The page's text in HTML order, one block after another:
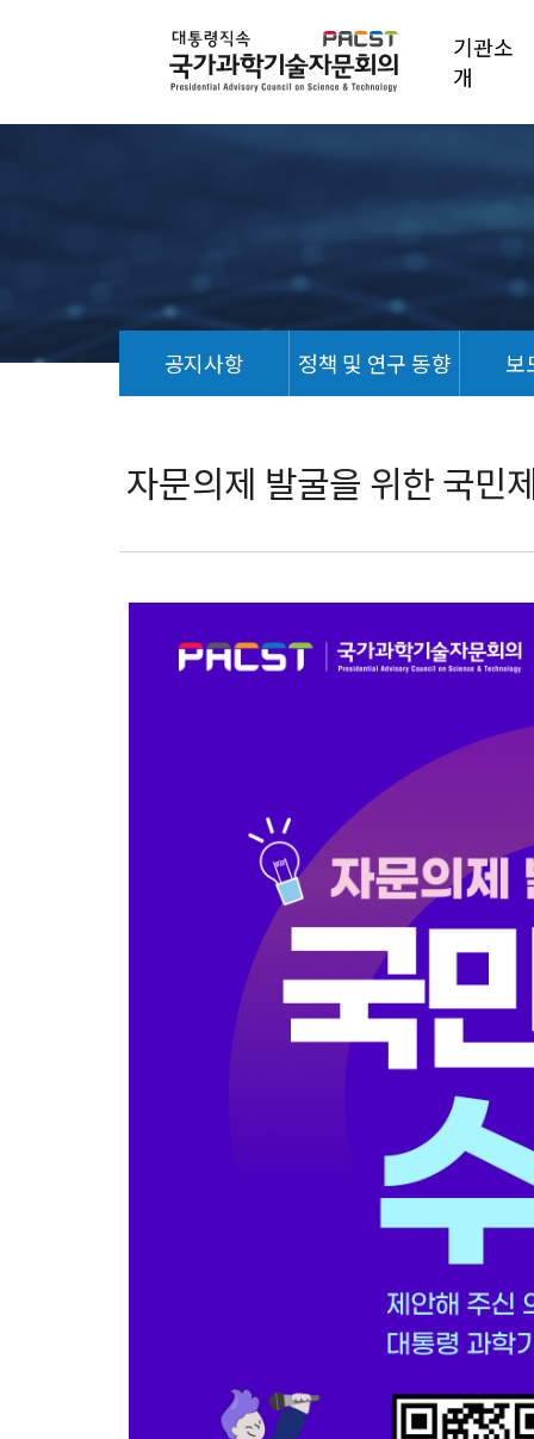
기관소
개
공지사항 정책 및 연구 동향 보
료
자문의제 발굴을 위한 국민